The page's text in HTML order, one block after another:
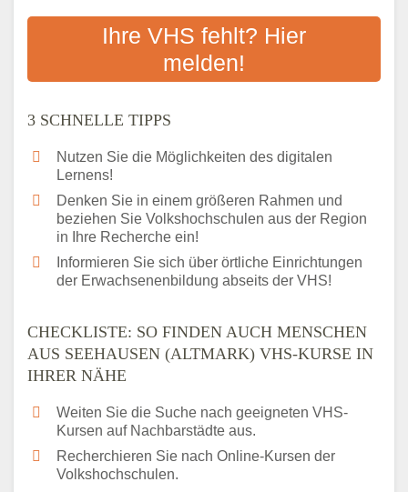
Checkliste: Darauf kommt es bei
Bildungsangeboten an
Das bundesweite Volkshochschulwesen
Ihre VHS fehlt? Hier
melden!
3 SCHNELLE TIPPS
Nutzen Sie die Möglichkeiten des digitalen
Lernens!
Denken Sie in einem größeren Rahmen und
beziehen Sie Volkshochschulen aus der Region
in Ihre Recherche ein!
Informieren Sie sich über örtliche Einrichtungen
der Erwachsenenbildung abseits der VHS!
CHECKLISTE: SO FINDEN AUCH MENSCHEN
AUS SEEHAUSEN (ALTMARK) VHS-KURSE IN
IHRER NÄHE
Weiten Sie die Suche nach geeigneten VHS-
Kursen auf Nachbarstädte aus.
Recherchieren Sie nach Online-Kursen der
Volkshochschulen.